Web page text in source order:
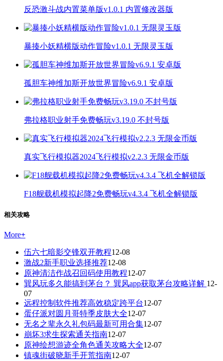
反恐激斗战内置菜单版v1.0.1 内置修改器版
暴揍小妖精横版动作冒险v1.0.1 无限灵玉版
孤胆车神维加斯开放世界冒险v6.9.1 安卓版
弗拉格职业射手免费畅玩v3.19.0 不封号版
真实飞行模拟器2024飞行模拟v2.2.3 无限金币版
F18舰载机模拟起降2免费畅玩v4.3.4 飞机全解锁版
相关攻略
More+
伍六七暗影交锋双开教程12-08
激战2新手职业选择推荐12-08
原神清洁作战召回码使用教程12-07
巽风玩多久能搞到茅台？ 巽风app获取茅台攻略详解 12-
07
远程控制软件推荐高效稳定跨平台12-07
蛋仔派对圆月哥特季皮肤大全12-07
无名之辈永久礼包码最新可用合集12-07
崩坏3求生探索通关指南12-07
原神绘想游迹全角色通关攻略大全12-07
镇魂街破晓新手开荒指南12-07